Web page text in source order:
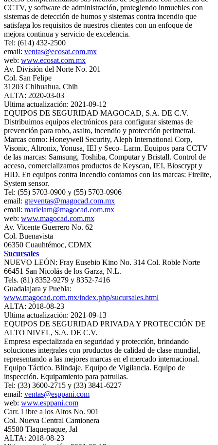
CCTV, y software de administración, protegiendo inmuebles con
sistemas de detección de humos y sistemas contra incendio que
satisfaga los requisitos de nuestros clientes con un enfoque de
mejora continua y servicio de excelencia.
Tel: (614) 432-2500
email: ventas@ecosat.com.mx
web: www.ecosat.com.mx
Av. División del Norte No. 201
Col. San Felipe
31203 Chihuahua, Chih
ALTA: 2020-03-03
Ultima actualización: 2021-09-12
EQUIPOS DE SEGURIDAD MAGOCAD, S.A. DE C.V.
Distribuimos equipos electrónicos para configurar sistemas de
prevención para robo, asalto, incendio y protección perimetral.
Marcas como: Honeywell Security, Aleph International Corp,
Visonic, Altronix, Yonusa, IEI y Seco- Larm. Equipos para CCTV
de las marcas: Samsung, Toshiba, Computar y Bristall. Control de
acceso, comercializamos productos de Keyscan, IEI, Bioscrypt y
HID. En equipos contra Incendio contamos con las marcas: Firelite,
System sensor.
Tel: (55) 5703-0900 y (55) 5703-0906
email: gteventas@magocad.com.mx
email: marielam@magocad.com.mx
web: www.magocad.com.mx
Av. Vicente Guerrero No. 62
Col. Buenavista
06350 Cuauhtémoc, CDMX
Sucursales
NUEVO LEÓN: Fray Eusebio Kino No. 314 Col. Roble Norte
66451 San Nicolás de los Garza, N.L.
Tels. (81) 8352-9279 y 8352-7416
Guadalajara y Puebla:
www.magocad.com.mx/index.php/sucursales.html
ALTA: 2018-08-23
Ultima actualización: 2021-09-13
EQUIPOS DE SEGURIDAD PRIVADA Y PROTECCIÓN DE
ALTO NIVEL, S.A. DE C.V.
Empresa especializada en seguridad y protección, brindando
soluciones integrales con productos de calidad de clase mundial,
representando a las mejores marcas en el mercado internacional.
Equipo Táctico. Blindaje. Equipo de Vigilancia. Equipo de
inspección. Equipamiento para patrullas.
Tel: (33) 3600-2715 y (33) 3841-6227
email: ventas@esppani.com
web: www.esppani.com
Carr. Libre a los Altos No. 901
Col. Nueva Central Camionera
45580 Tlaquepaque, Jal
ALTA: 2018-08-23